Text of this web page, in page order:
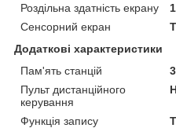
Роздільна здатність екрану
Сенсорний екран
Додаткові характеристики
Пам'ять станцій
Пульт дистанційного
керування
Функція запису